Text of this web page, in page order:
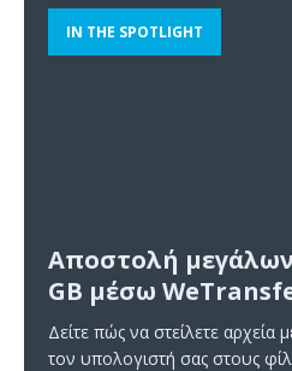
IN THE SPOTLIGHT
Αποστολή
GB μέσω
Δείτε πώς να στείλετε
τον υπολογιστή σας στους